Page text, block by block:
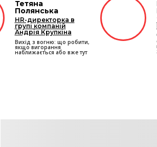
Тетяна
Полянська
HR-директорка в
групі компаній
Андрія Крупкіна
Вихід з вогню: що робити,
якщо вигорання
наближається або вже тут